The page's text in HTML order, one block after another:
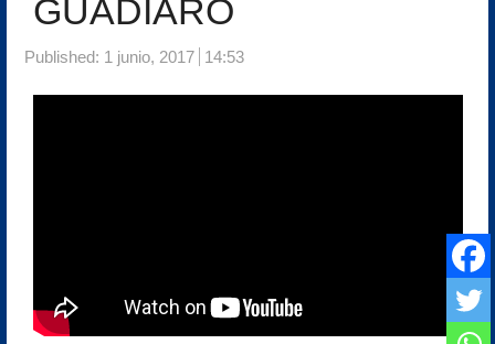
GUADIARO
Published: 1 junio, 2017 14:53